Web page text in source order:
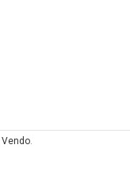
Vendo.